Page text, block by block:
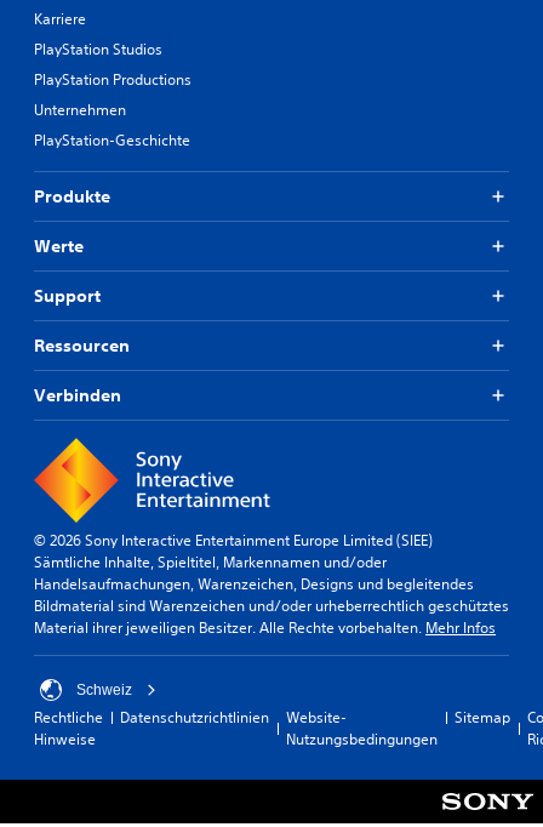
Karriere
PlayStation Studios
PlayStation Productions
Unternehmen
PlayStation-Geschichte
Produkte
Werte
Support
Ressourcen
Verbinden
© 2026 Sony Interactive Entertainment Europe Limited (SIEE)
Sämtliche Inhalte, Spieltitel, Markennamen und/oder
Handelsaufmachungen, Warenzeichen, Designs und begleitendes
Bildmaterial sind Warenzeichen und/oder urheberrechtlich geschütztes
Material ihrer jeweiligen Besitzer. Alle Rechte vorbehalten. Mehr Infos
Schweiz
Rechtliche
Hinweise
Datenschutzrichtlinien
Website-
Nutzungsbedingungen
Sitemap